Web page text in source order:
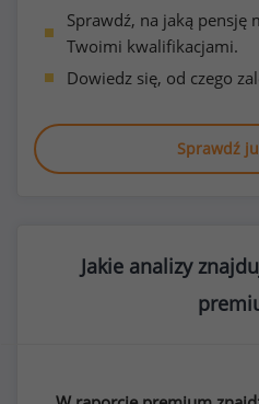
Sprawdź, na jaką pensję
Twoimi kwalifikacjami.
Dowiedz się, od czego
Sprawdź
Jakie analizy